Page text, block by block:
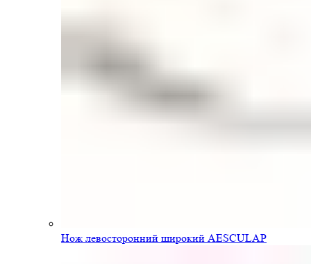
Нож левосторонний широкий AESCULAP